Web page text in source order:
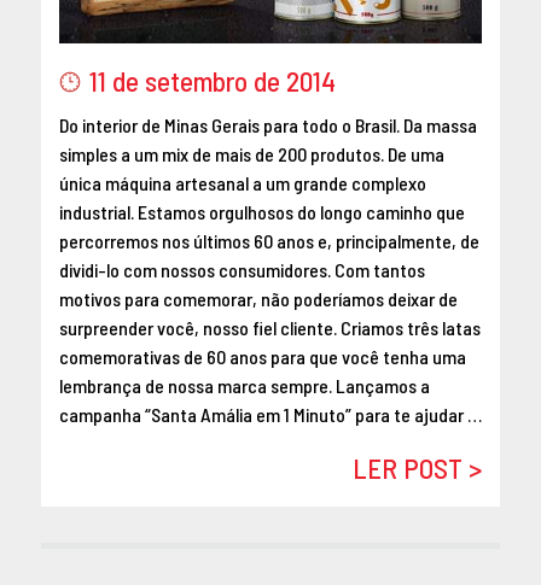
MAIO 2016
MARÇO 2016
FEVEREIRO 2016
JANEIRO 2016
DEZEMBRO 2015
NOVEMBRO 2015
OUTUBRO 2015
SETEMBRO 2015
AGOSTO 2015
JULHO 2015
JUNHO 2015
ABRIL 2015
11 de setembro de 2014
Do interior de Minas Gerais para todo o Brasil. Da massa
simples a um mix de mais de 200 produtos. De uma
única máquina artesanal a um grande complexo
industrial. Estamos orgulhosos do longo caminho que
percorremos nos últimos 60 anos e, principalmente, de
dividi-lo com nossos consumidores. Com tantos
motivos para comemorar, não poderíamos deixar de
surpreender você, nosso fiel cliente. Criamos três latas
comemorativas de 60 anos para que você tenha uma
lembrança de nossa marca sempre. Lançamos a
campanha “Santa Amália em 1 Minuto” para te ajudar …
LER POST >